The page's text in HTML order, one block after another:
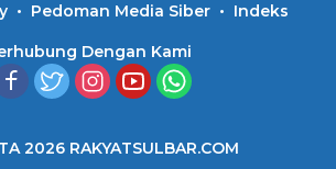
Pedoman Media Siber Indeks
Dengan Kami
2026 RAKYATSULBAR.COM